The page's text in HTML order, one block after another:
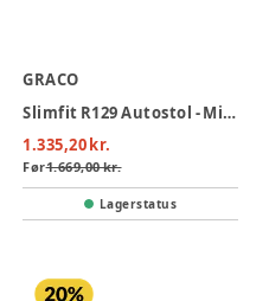
GRACO
Slimfit R129 Autostol - Midnight
1.335,20 kr.
Før1.669,00 kr.
Lagerstatus